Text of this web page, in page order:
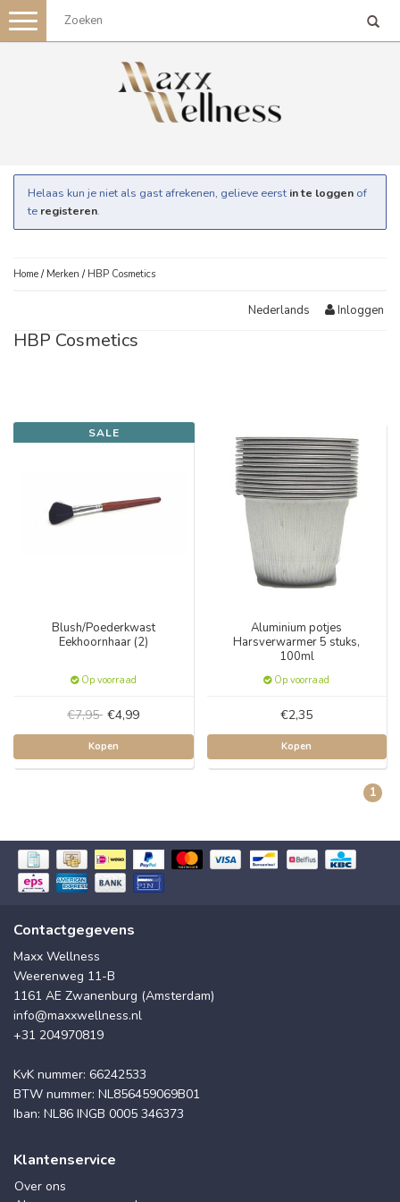
Toggle
navigation
Helaas kun je niet als gast afrekenen, gelieve eerst in te loggen of
te registeren.
Home / Merken / HBP Cosmetics
Nederlands Inloggen
HBP Cosmetics
SALE
Blush/Poederkwast
Eekhoornhaar (2)
Op voorraad
€7,95 €4,99
Kopen
Aluminium potjes
Harsverwarmer 5 stuks,
100ml
Op voorraad
€2,35
Kopen
1
Contactgegevens
Maxx Wellness
Weerenweg 11-B
1161 AE Zwanenburg (Amsterdam)
info@maxxwellness.nl
+31 204970819
KvK nummer: 66242533
BTW nummer: NL856459069B01
Iban: NL86 INGB 0005 346373
Klantenservice
Over ons